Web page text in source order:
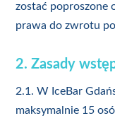
zostać poproszone
prawa do zwrotu
2. Zasady
2.1. W IceBar
maksymalnie 15